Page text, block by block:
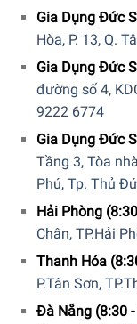
Máy hút bụi không
Thời gian sạc và
Máy hút bụi
Lithium-Ion 18 V
phép thiết bị hút
Đăc biệt, pin
môi trường, đảm
Gia Dụng Đức
Hòa, P. 13, Q.
Gia Dụng Đức
đường số 4,
9222 6774
Gia Dụng Đức
Tầng 3, Tòa
Phú, Tp. Thủ
Hải Phòng
Chân, TP.Hải
Thanh Hóa
P.Tân Sơn,
Đà Nẵng (8:30